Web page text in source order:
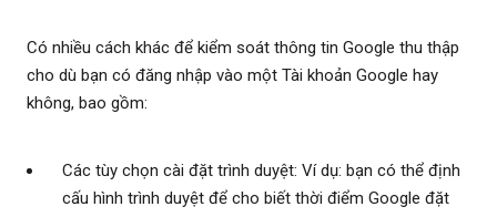
Có nhiều cách khác để kiểm soát thông tin Google thu thập
cho dù bạn có đăng nhập vào một Tài khoản Google hay
không, bao gồm:
Các tùy chọn cài đặt trình duyệt: Ví dụ: bạn có thể định
cấu hình trình duyệt để cho biết thời điểm Google đặt